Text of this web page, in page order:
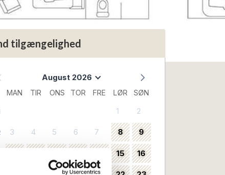
tilgængelighed
August 2026
MAN TIR ONS TOR FRE LØR SØN
1 2
3 4 5 6 7 8 9
15 16